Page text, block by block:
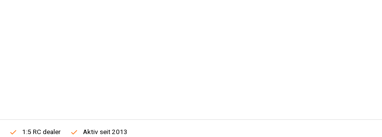
1:5 RC dealer Aktiv seit 2013